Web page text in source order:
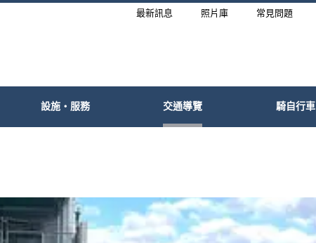
最新訊息 照片庫 常見問題
設施・服務 交通導覽 騎自行車